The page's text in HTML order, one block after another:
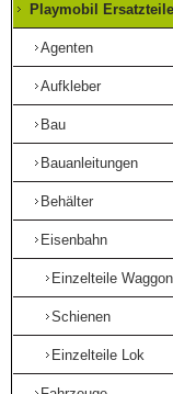
Playmobil Ersatzteile
Agenten
Aufkleber
Bau
Bauanleitungen
Behälter
Eisenbahn
Einzelteile
Schienen
Einzelteile Lok